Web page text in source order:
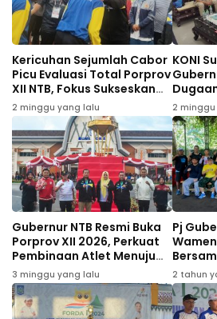
Kericuhan Sejumlah Cabor
Picu Evaluasi Total Porprov
XII NTB, Fokus Sukseskan
PON 2028
2 minggu yang lalu
KONI
2
Gubernur NTB Resmi Buka
Porprov XII 2026, Perkuat
Pembinaan Atlet Menuju
PON 2028
3 minggu yang lalu
Pj
2 tahun